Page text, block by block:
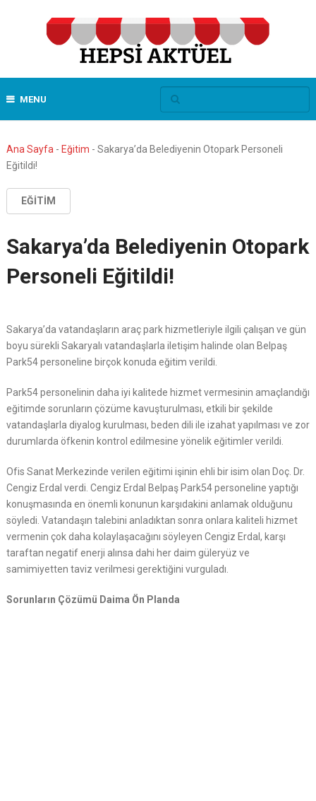
MENU
Ana Sayfa - Eğitim - Sakarya’da Belediyenin Otopark Personeli
Eğitildi!
EĞITIM
Sakarya’da Belediyenin Otopark
Personeli Eğitildi!
Sakarya’da vatandaşların araç park hizmetleriyle ilgili çalışan ve gün
boyu sürekli Sakaryalı vatandaşlarla iletişim halinde olan Belpaş
Park54 personeline birçok konuda eğitim verildi.
Park54 personelinin daha iyi kalitede hizmet vermesinin amaçlandığı
eğitimde sorunların çözüme kavuşturulması, etkili bir şekilde
vatandaşlarla diyalog kurulması, beden dili ile izahat yapılması ve zor
durumlarda öfkenin kontrol edilmesine yönelik eğitimler verildi.
Ofis Sanat Merkezinde verilen eğitimi işinin ehli bir isim olan Doç. Dr.
Cengiz Erdal verdi. Cengiz Erdal Belpaş Park54 personeline yaptığı
konuşmasında en önemli konunun karşıdakini anlamak olduğunu
söyledi. Vatandaşın talebini anladıktan sonra onlara kaliteli hizmet
vermenin çok daha kolaylaşacağını söyleyen Cengiz Erdal, karşı
taraftan negatif enerji alınsa dahi her daim güleryüz ve
samimiyetten taviz verilmesi gerektiğini vurguladı.
Sorunların Çözümü Daima Ön Planda